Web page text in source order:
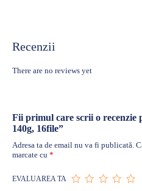
Recenzii
There are no reviews yet
Fii primul care scrii o recenzie
140g, 16file”
Adresa ta de email nu va fi publicată.
marcate cu *
EVALUAREA TA